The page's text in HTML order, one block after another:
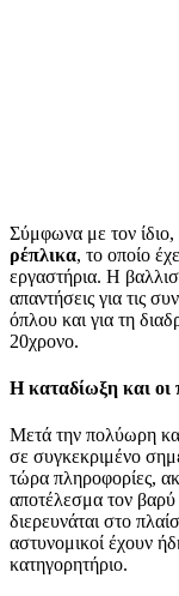
Σύμφωνα με τον ίδιο,
ρέπλικα, το οποίο
εργαστήρια. Η
απαντήσεις για τις
όπλου και για τη
20χρονο.
Η καταδίωξη και οι
Μετά την πολύωρη
σε συγκεκριμένο
τώρα πληροφορίες,
αποτέλεσμα τον βαρύ
διερευνάται στο
αστυνομικοί έχουν
κατηγορητήριο.